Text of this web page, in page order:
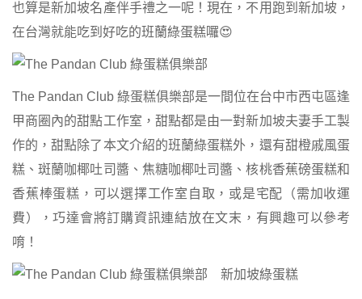
也算是新加坡名產伴手禮之一呢！現在，不用跑到新加坡，
在台灣就能吃到好吃的班蘭綠蛋糕囉😍
The Pandan Club 綠蛋糕俱樂部是一間位在台中市西屯區逢
甲商圈內的甜點工作室，甜點都是由一對新加坡夫妻手工製
作的，甜點除了本文介紹的班蘭綠蛋糕外，還有甜橙戚風蛋
糕、斑蘭咖椰吐司醬、焦糖咖椰吐司醬、核桃香蕉磅蛋糕和
香蕉棒蛋糕，可以選擇工作室自取，或是宅配（需加收運
費），巧達會將訂購資訊連結放在文末，有興趣可以參考
唷！